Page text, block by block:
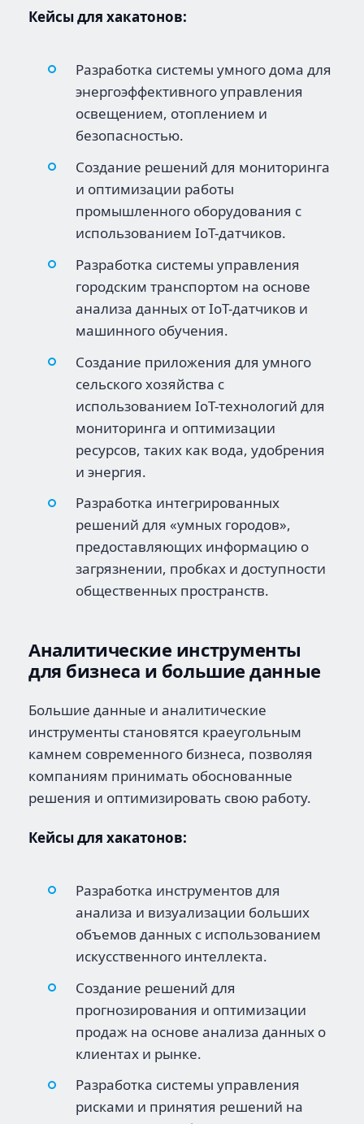
Кейсы для хакатонов:
Разработка системы умного дома для
энергоэффективного управления
освещением, отоплением и
безопасностью.
Создание решений для мониторинга
и оптимизации работы
промышленного оборудования с
использованием IoT-датчиков.
Разработка системы управления
городским транспортом на основе
анализа данных от IoT-датчиков и
машинного обучения.
Создание приложения для умного
сельского хозяйства с
использованием IoT-технологий для
мониторинга и оптимизации
ресурсов, таких как вода, удобрения
и энергия.
Разработка интегрированных
решений для «умных городов»,
предоставляющих информацию о
загрязнении, пробках и доступности
общественных пространств.
Аналитические инструменты
для бизнеса и большие данные
Большие данные и аналитические
инструменты становятся краеугольным
камнем современного бизнеса, позволяя
компаниям принимать обоснованные
решения и оптимизировать свою работу.
Кейсы для хакатонов:
Разработка инструментов для
анализа и визуализации больших
объемов данных с использованием
искусственного интеллекта.
Создание решений для
прогнозирования и оптимизации
продаж на основе анализа данных о
клиентах и рынке.
Разработка системы управления
рисками и принятия решений на